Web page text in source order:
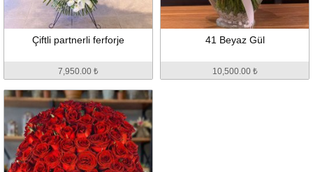
Çiftli partnerli ferforje
7,950.00 ₺
41 Beyaz Gül
10,500.00 ₺